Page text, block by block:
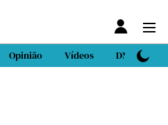
Opinião Vídeos DN Sport